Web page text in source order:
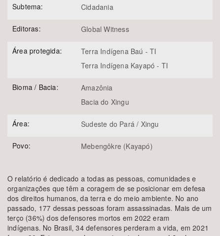
Subtema: Cidadania
Editoras: Global Witness
Área protegida:
Terra Indígena Baú - TI
Terra Indígena Kayapó - TI
Bioma / Bacia:
Amazônia
Bacia do Xingu
Área: Sudeste do Pará / Xingu
Povo: Mebengôkre (Kayapó)
O relatório é dedicado a todas as pessoas, comunidades e
organizações que têm a coragem de se posicionar em defesa
dos direitos humanos, da terra e do meio ambiente. No ano
passado, 177 dessas pessoas foram assassinadas. Mais de um
terço (36%) dos defensores mortos em 2022 eram
indígenas. No Brasil, 34 defensores perderam a vida, em 2021